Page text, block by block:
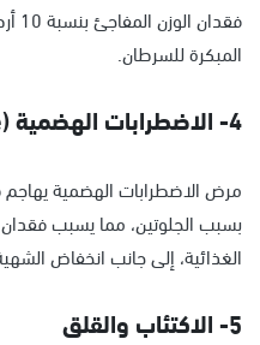
المبكرة للسرطان.
4- الاضطرابات الهضمية (Celiac Disease)
مرض الاضطرابات الهضمية يهاجم
بسبب الجلوتين، مما يسبب
الغذائية، إلى جانب انخفاض
5- الاكتئاب والقلق